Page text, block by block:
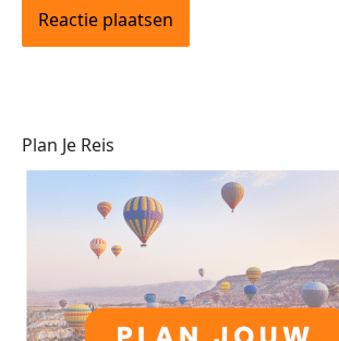
Plan Je Reis